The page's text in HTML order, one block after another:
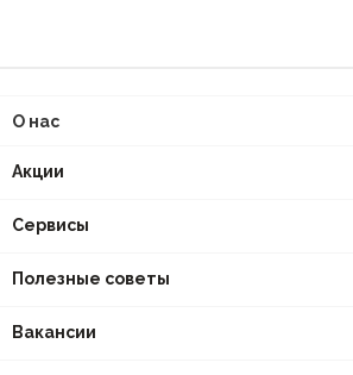
О нас
Акции
Сервисы
Полезные советы
Вакансии